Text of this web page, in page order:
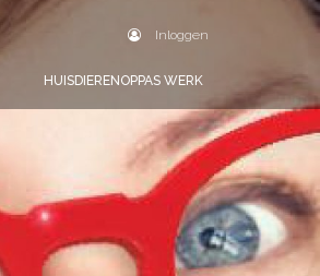
Inloggen
HUISDIERENOPPAS WERK